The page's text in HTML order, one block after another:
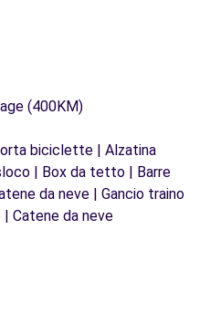
(400KM)
biciclette | Alzatina
| Box da tetto | Barre
da neve | Gancio traino
Catene da neve